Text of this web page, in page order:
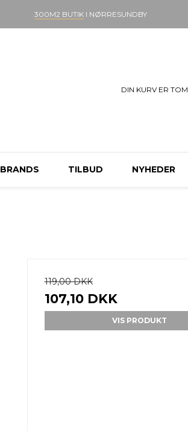
300M2 BUTIKI NØRRESUNDBY
DIN KURV ER TOM
BRANDS TILBUD NYHEDER
119,00 DKK
107,10 DKK
VIS PRODUKT